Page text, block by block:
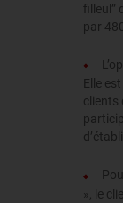
filleul”
par
Elle
clients
», le